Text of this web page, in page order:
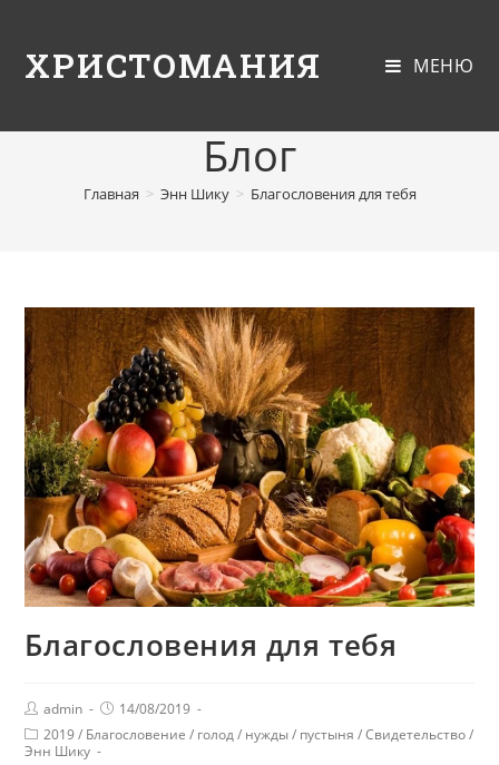
ХРИСТОМАНИЯ МЕНЮ
Блог
Главная > Энн Шику > Благословения для тебя
Благословения для тебя
admin
14/08/2019
2019 / Благословение / голод / нужды / пустыня / Свидетельство /
Энн Шику